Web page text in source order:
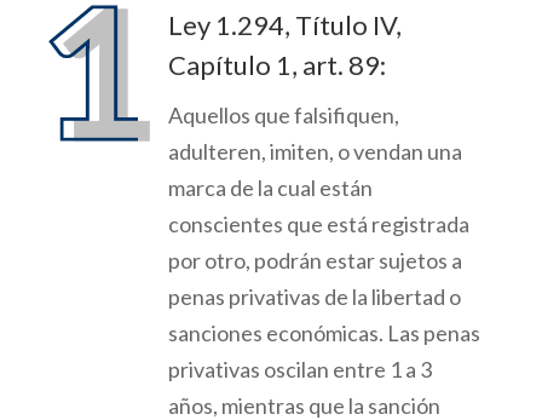
Ley 1.294, Título IV,
Capítulo 1, art. 89:
Aquellos que falsifiquen,
adulteren, imiten, o vendan una
marca de la cual están
conscientes que está registrada
por otro, podrán estar sujetos a
penas privativas de la libertad o
sanciones económicas. Las penas
privativas oscilan entre 1 a 3
años, mientras que la sanción